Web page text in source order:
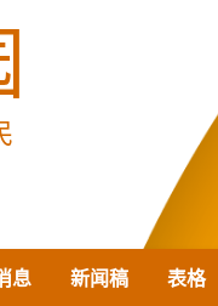
息 新闻稿 表格